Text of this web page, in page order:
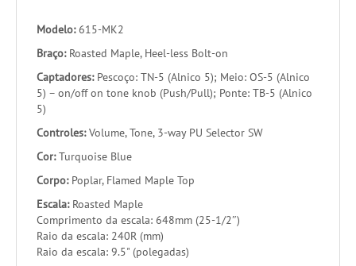
Modelo: 615-MK2
Braço: Roasted Maple, Heel-less Bolt-on
Captadores: Pescoço: TN-5 (Alnico 5); Meio: OS-5 (Alnico
5) – on/off on tone knob (Push/Pull); Ponte: TB-5 (Alnico
5)
Controles:Volume, Tone, 3-way PU Selector SW
Cor:Turquoise Blue
Corpo: Poplar, Flamed Maple Top
Escala: Roasted Maple
Comprimento da escala: 648mm (25-1/2″)
Raio da escala: 240R (mm)
Raio da escala: 9.5" (polegadas)